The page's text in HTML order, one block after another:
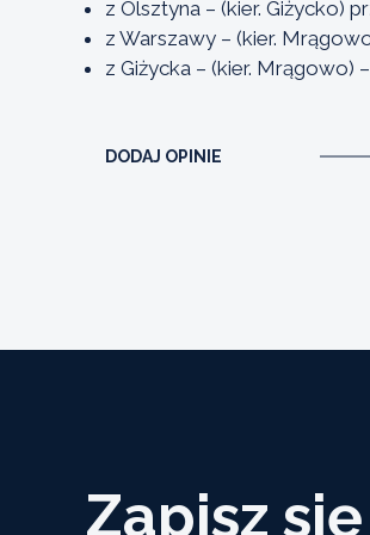
z Olsztyna – (kier. Giżycko)
z Warszawy – (kier.
z Giżycka – (kier. Mrągowo)
DODAJ OPINIE
Zapisz